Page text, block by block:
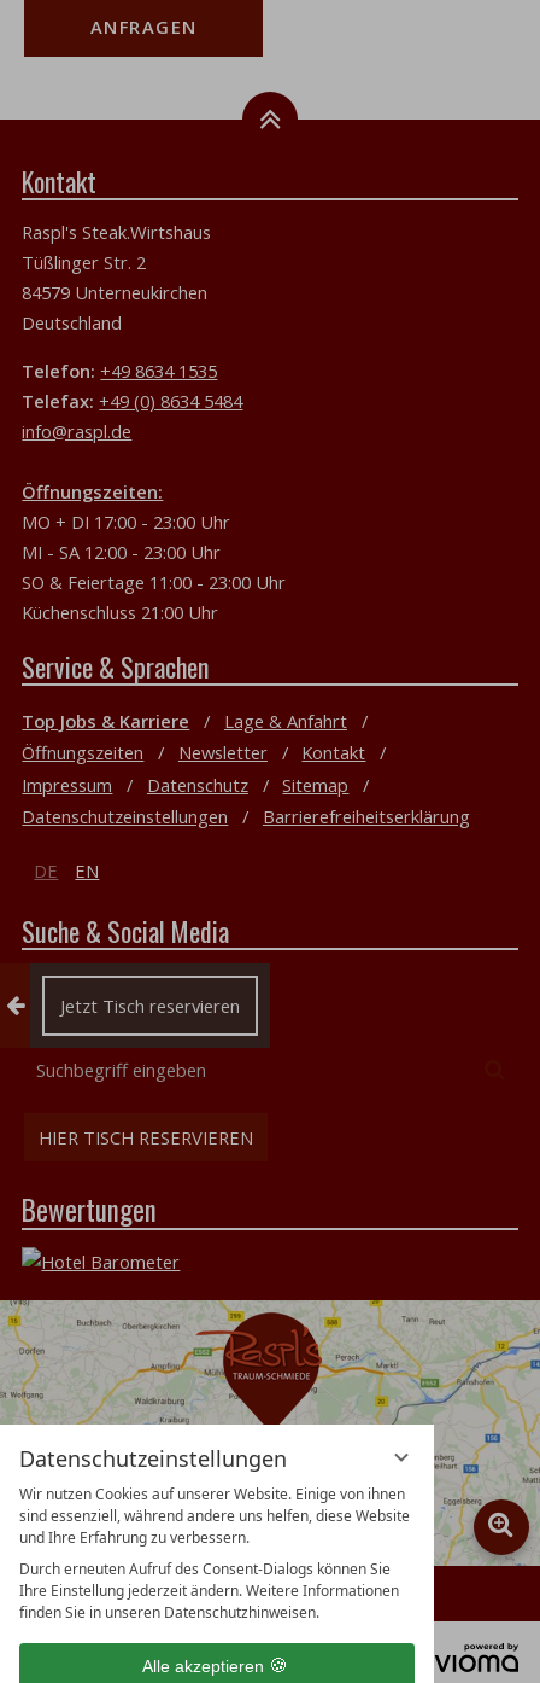
Datenschutzeinstellungen
Wir nutzen Cookies auf unserer Website. Einige von ihnen
sind essenziell, während andere uns helfen, diese Website
und Ihre Erfahrung zu verbessern.
Durch erneuten Aufruf des Consent-Dialogs können Sie
Ihre Einstellung jederzeit ändern. Weitere Informationen
finden Sie in unseren Datenschutzhinweisen.
Alle akzeptieren
Reservierung einklappen
Jetzt Tisch reservieren
ANFRAGEN
Kontakt
Raspl's Steak.Wirtshaus
Tüßlinger Str. 2
84579 Unterneukirchen
Deutschland
Telefon: +49 8634 1535
Telefax: +49 (0) 8634 5484
info@raspl.de
Öffnungszeiten:
MO + DI 17:00 - 23:00 Uhr
MI - SA 12:00 - 23:00 Uhr
SO & Feiertage 11:00 - 23:00 Uhr
Küchenschluss 21:00 Uhr
Service & Sprachen
Top Jobs & Karriere
Lage & Anfahrt
Öffnungszeiten
Newsletter
Kontakt
Impressum
Datenschutz
Sitemap
Datenschutzeinstellungen
Barrierefreiheitserklärung
DE EN
Suche & Social Media
Suchbegriff
HIER TISCH RESERVIEREN
Bewertungen